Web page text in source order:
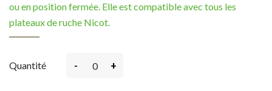
ou en position fermée. Elle est compatible avec tous les
plateaux de ruche Nicot.
Quantité - +